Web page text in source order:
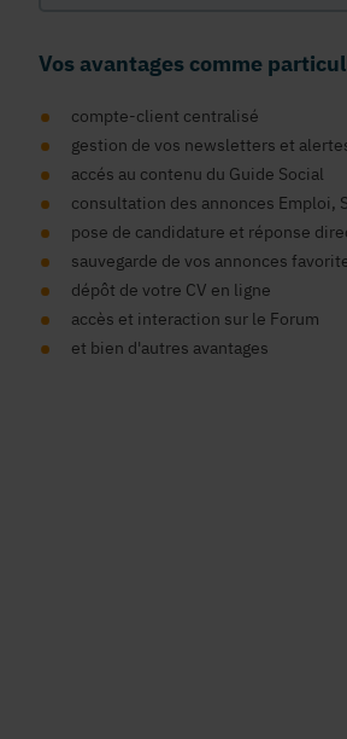
Vos avantages comme
compte-client centralisé
gestion de vos newsletters et
accés au contenu du Guide Social
consultation des annonces Emploi,
pose de candidature et réponse
sauvegarde de vos annonces
dépôt de votre CV en ligne
accès et interaction sur le Forum
et bien d'autres avantages